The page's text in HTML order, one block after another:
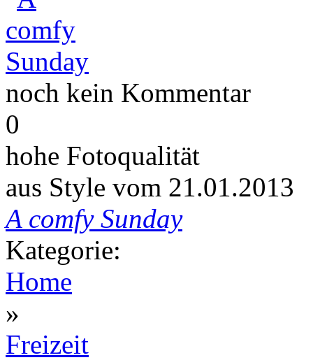
noch kein Kommentar
0
hohe Fotoqualität
aus Style vom 21.01.2013
A comfy Sunday
Kategorie:
Home
»
Freizeit